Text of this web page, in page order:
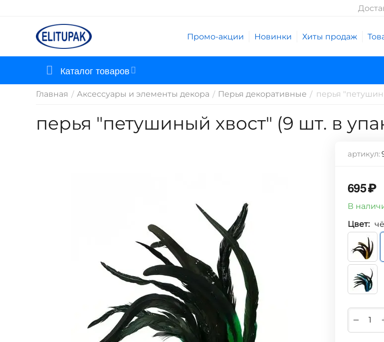
Промо-акции Новинки Хиты продаж
Каталог товаров
Главная / Аксессуары и элементы декора / Перья декоративные / перья
перья "петушиный хвост" (9 шт. в
артикул:
695₽
В
Цвет:
−